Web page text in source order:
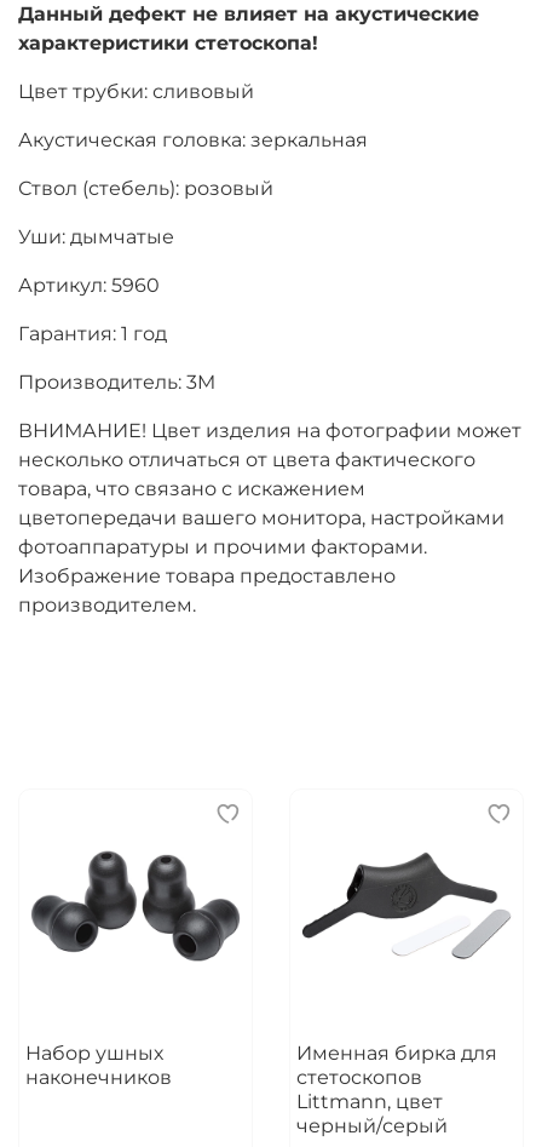
Данный дефект не влияет на акустические
характеристики стетоскопа!
Цвет трубки: сливовый
Акустическая головка: зеркальная
Ствол (стебель): розовый
Уши: дымчатые
Артикул: 5960
Гарантия: 1 год
Производитель: 3M
ВНИМАНИЕ! Цвет изделия на фотографии может
несколько отличаться от цвета фактического
товара, что связано с искажением
цветопередачи вашего монитора, настройками
фотоаппаратуры и прочими факторами.
Изображение товара предоставлено
производителем.
Набор ушных
наконечников
Именная бирка для
стетоскопов
Littmann, цвет
черный/серый